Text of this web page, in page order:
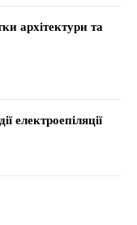
архітектури та
електроепіляції